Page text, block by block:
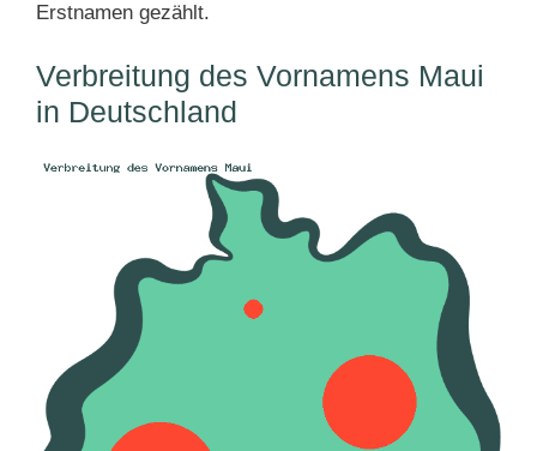
Erstnamen gezählt.
Verbreitung des Vornamens Maui
in Deutschland